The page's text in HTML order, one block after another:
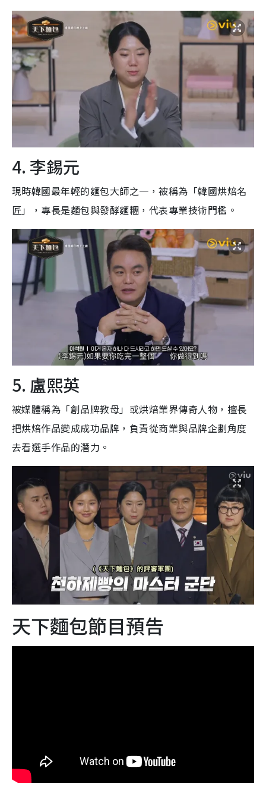
4. 李錫元
現時韓國最年輕的麵包大師之一，被稱為「韓國烘焙名
匠」，專長是麵包與發酵麵糰，代表專業技術門檻。
5. 盧熙英
被媒體稱為「創品牌教母」或烘焙業界傳奇人物，擅長
把烘焙作品變成成功品牌，負責從商業與品牌企劃角度
去看選手作品的潛力。
天下麵包節目預告